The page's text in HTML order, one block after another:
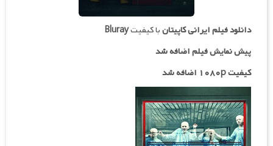
دانلود فیلم ایرانیکاپیتانبا کیفیتBluray
پیش نمایش فیلم اضافه شد
کیفیت ۱۰۸۰p اضافه شد